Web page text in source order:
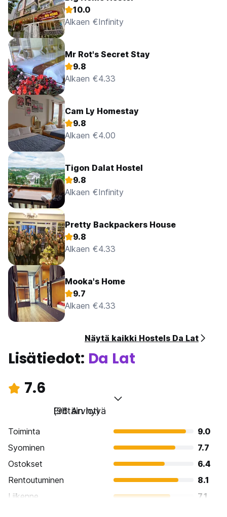
10.0
Alkaen €Infinity
Mr Rot's Secret Stay
9.8
Alkaen €4.33
Cam Ly Homestay
9.8
Alkaen €4.00
Tigon Dalat Hostel
9.8
Alkaen €Infinity
Pretty Backpackers House
9.8
Alkaen €4.33
Mooka's Home
9.7
Alkaen €4.33
Näytä kaikki Hostels Da Lat
Lisätiedot: Da Lat
7.6
Erittäin hyvä
(96 Arviot)
Toiminta
9.0
Syominen
7.7
Ostokset
6.4
Rentoutuminen
8.1
Liikenne
7.1